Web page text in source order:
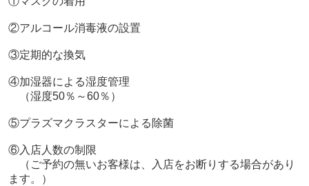
②アルコール消毒液の設置
③定期的な換気
④加湿器による湿度管理
（湿度50％～60％）
⑤プラズマクラスターによる除菌
⑥入店人数の制限
（ご予約の無いお客様は、入店をお断りする場合があり
ます。）